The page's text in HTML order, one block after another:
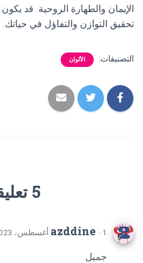
الإيمان والطهارة الروحية. قد
تحقيق التوازن والتفاؤل في حياتك.
التصنيفات: الألوان
5 تعليقات
azddine · 1 أغسطس، 2023 في 9:31 ص
جميل